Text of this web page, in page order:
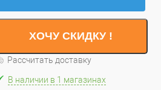
ХОЧУ СКИДКУ !
Рассчитать доставку
В наличии в 1 магазинах